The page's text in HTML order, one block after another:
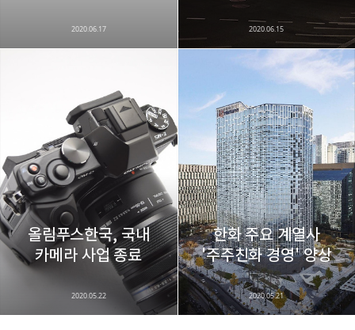
2020.06.17 2020.06.15
올림푸스한국, 국내
카메라 사업 종료
2020.05.22
한화 주요 계열사
'주주친화 경영' 양상
2020.05.21